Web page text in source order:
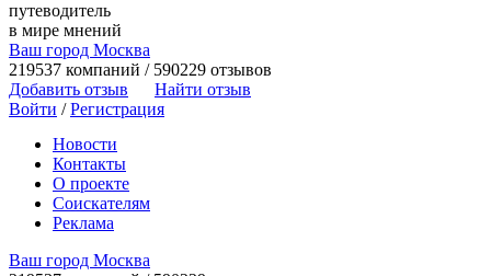
путеводитель
в мире мнений
Ваш город Москва
219537 компаний / 590229 отзывов
Добавить отзыв
Найти отзыв
Войти /Регистрация
Новости
Контакты
О проекте
Соискателям
Реклама
Ваш город Москва